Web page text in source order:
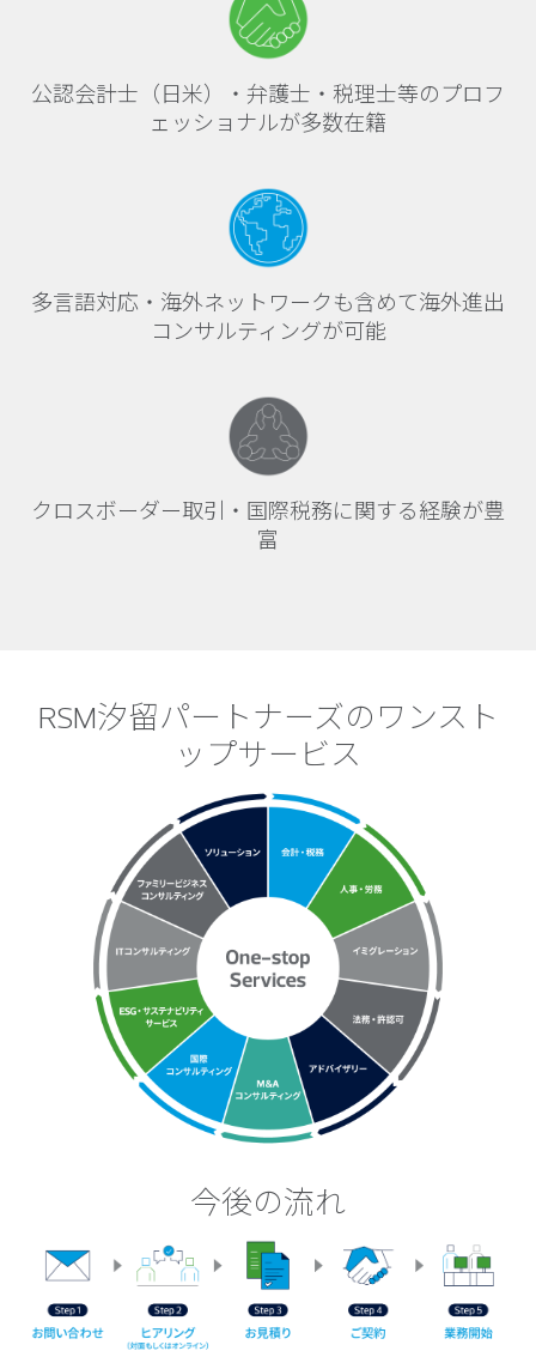
公認会計士（日米）・弁護士・税理士等のプロフ
ェッショナルが多数在籍
多言語対応・海外ネットワークも含めて海外進出
コンサルティングが可能
クロスボーダー取引・国際税務に関する経験が豊
富
RSM汐留パートナーズのワンスト
ップサービス
今後の流れ